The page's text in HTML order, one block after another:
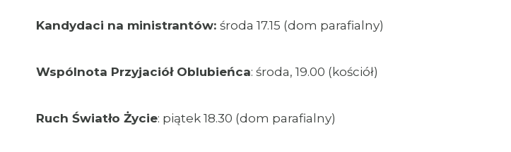
Kandydaci na ministrantów: środa 17.15 (dom parafialny)
Wspólnota Przyjaciół Oblubieńca: środa, 19.00 (kościół)
Ruch Światło Życie: piątek 18.30 (dom parafialny)